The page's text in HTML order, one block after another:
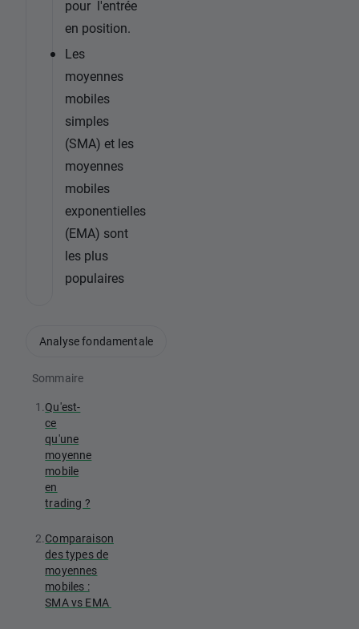
pour l'entrée
en position.
Les
moyennes
mobiles
simples
(SMA) et les
moyennes
mobiles
exponentielles
(EMA) sont
les plus
populaires
Sommaire
1.Qu'est-
ce
qu'une
moyenne
mobile
en
trading ?
2.Comparaison
des types de
moyennes
mobiles :
SMA vs EMA
Analyse fondamentale